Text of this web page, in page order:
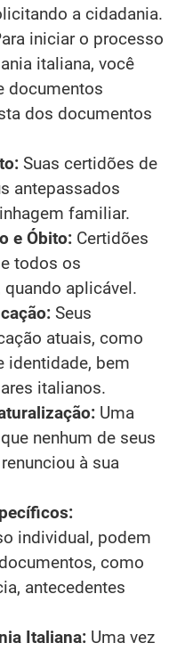
a cidadania.
iniciar o processo
italiana, você
documentos
dos documentos
Suas certidões de
antepassados
familiar.
e Óbito: Certidões
todos os
aplicável.
Seus
atuais, como
identidade, bem
italianos.
Uma
nenhum de seus
à sua
individual, podem
como
antecedentes
Italiana: Uma vez